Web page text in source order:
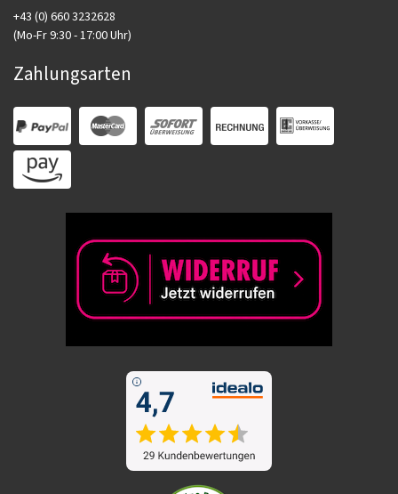
+43 (0) 660 3232628
(Mo-Fr 9:30 - 17:00 Uhr)
Zahlungsarten